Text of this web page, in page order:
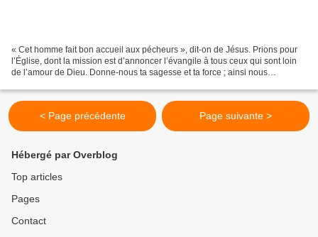
« Cet homme fait bon accueil aux pécheurs », dit-on de Jésus. Prions pour
l’Église, dont la mission est d’annoncer l’évangile à tous ceux qui sont loin
de l’amour de Dieu. Donne-nous ta sagesse et ta force ; ainsi nous
< Page précédente Page suivante >
Hébergé par Overblog
Top articles
Pages
Contact